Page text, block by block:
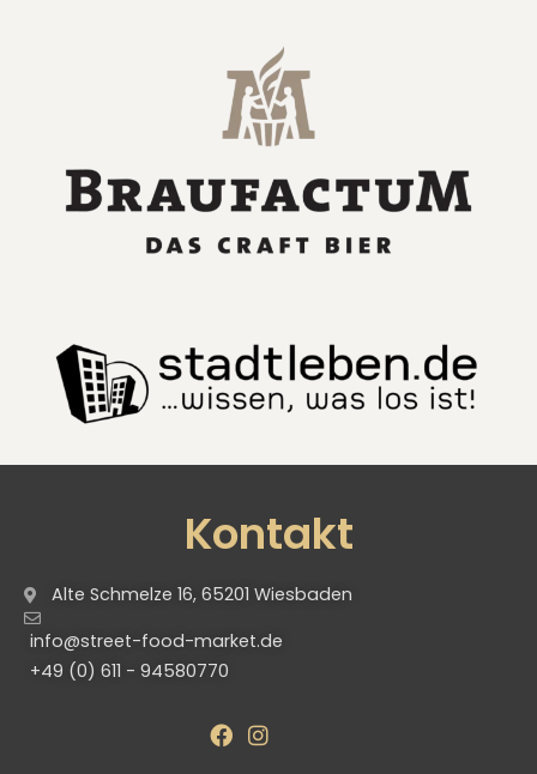
Kontakt
Alte Schmelze 16, 65201 Wiesbaden
info@street-food-market.de
+49 (0) 611 - 94580770